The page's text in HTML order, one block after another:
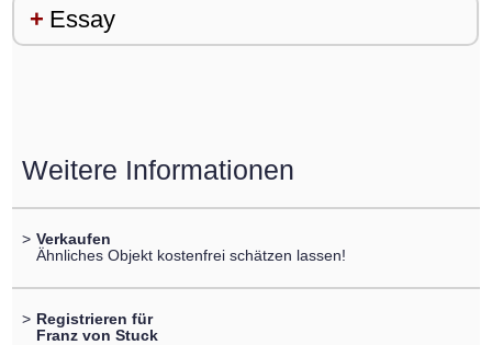
Essay
Weitere Informationen
> Verkaufen
Ähnliches Objekt kostenfrei schätzen lassen!
> Registrieren für
Franz von Stuck